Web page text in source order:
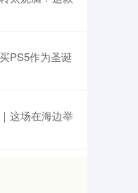
PS5作为圣诞
这场在海边举